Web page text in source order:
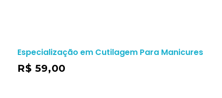
Especialização em Cutilagem Para Manicures
R$ 59,00